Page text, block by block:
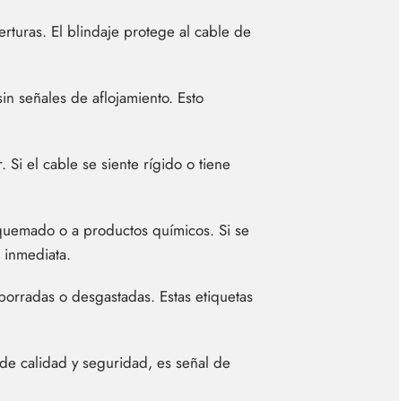
El blindaje protege al cable de
señales de aflojamiento. Esto
el cable se siente rígido o tiene
o a productos químicos. Si se
o desgastadas. Estas etiquetas
calidad y seguridad, es señal de